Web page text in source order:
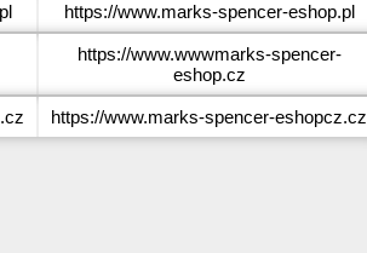
https://www.marks-spencer-eshop.pl
https://www.wwwmarks-spencer-
eshop.cz
https://www.marks-spencer-eshopcz.cz